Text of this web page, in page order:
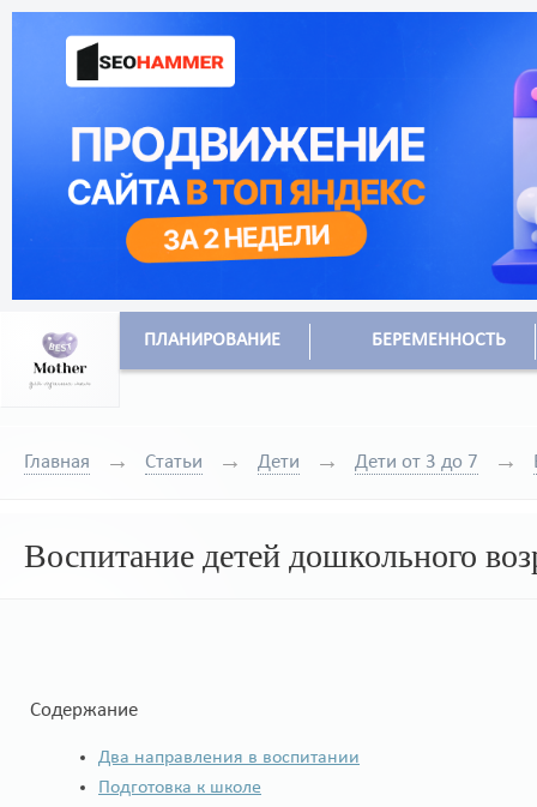
ПЛАНИРОВАНИЕ БЕРЕМЕННОСТЬ
Главная Статьи Дети Дети от 3 до 7
Воспитание детей дошкольного
Содержание
Два направления в воспитании
Подготовка к школе